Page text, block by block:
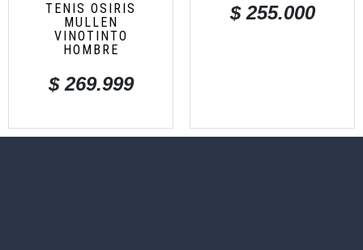
TENIS OSIRIS
MULLEN
VINOTINTO
HOMBRE
$269.999
$255.000